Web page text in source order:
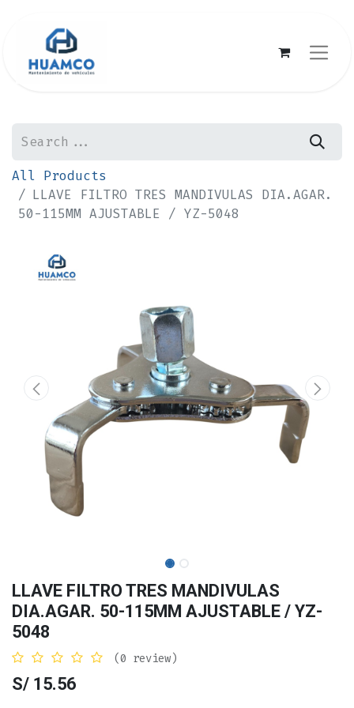
All Products
LLAVE FILTRO TRES MANDIVULAS DIA.AGAR.
50-115MM AJUSTABLE / YZ-5048
LLAVE FILTRO TRES MANDIVULAS
DIA.AGAR. 50-115MM AJUSTABLE / YZ-
5048
(0 review)
S/ 15.56